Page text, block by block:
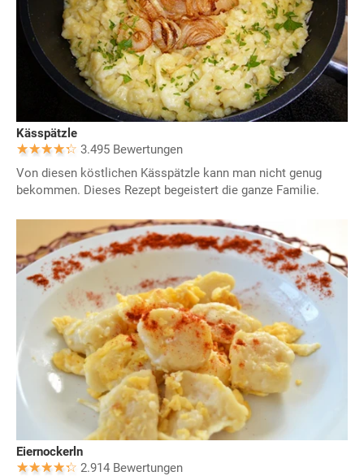
Kässpätzle
3.495 Bewertungen
Von diesen köstlichen Kässpätzle kann man nicht genug
bekommen. Dieses Rezept begeistert die ganze Familie.
Eiernockerln
2.914 Bewertungen